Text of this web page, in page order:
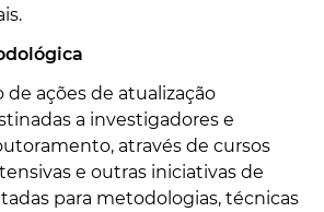
ações de atualização
a investigadores e
através de cursos
e outras iniciativas de
para metodologias, técnicas